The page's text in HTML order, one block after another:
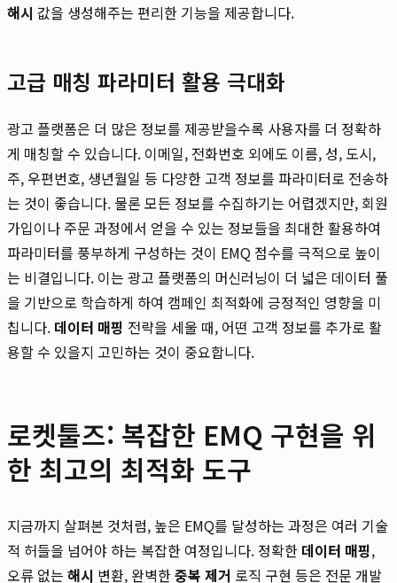
해시 값을 생성해주는 편리한 기능을 제공합니다.
고급 매칭 파라미터 활용 극대화
광고 플랫폼은 더 많은 정보를 제공받을수록 사용자를 더 정확하
게 매칭할 수 있습니다. 이메일, 전화번호 외에도 이름, 성, 도시,
주, 우편번호, 생년월일 등 다양한 고객 정보를 파라미터로 전송하
는 것이 좋습니다. 물론 모든 정보를 수집하기는 어렵겠지만, 회원
가입이나 주문 과정에서 얻을 수 있는 정보들을 최대한 활용하여
파라미터를 풍부하게 구성하는 것이 EMQ 점수를 극적으로 높이
는 비결입니다. 이는 광고 플랫폼의 머신러닝이 더 넓은 데이터 풀
을 기반으로 학습하게 하여 캠페인 최적화에 긍정적인 영향을 미
칩니다. 데이터 매핑 전략을 세울 때, 어떤 고객 정보를 추가로 활
용할 수 있을지 고민하는 것이 중요합니다.
로켓툴즈: 복잡한 EMQ 구현을 위
한 최고의 최적화 도구
지금까지 살펴본 것처럼, 높은 EMQ를 달성하는 과정은 여러 기술
적 허들을 넘어야 하는 복잡한 여정입니다. 정확한 데이터 매핑,
오류 없는 해시 변환, 완벽한중복 제거 로직 구현 등은 전문 개발